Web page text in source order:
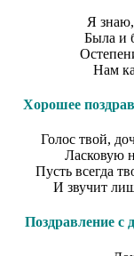
Я
Была и
Нам
Хорошее
Голос твой,
Ласковую
Пусть всегда
И звучит
Поздравление с